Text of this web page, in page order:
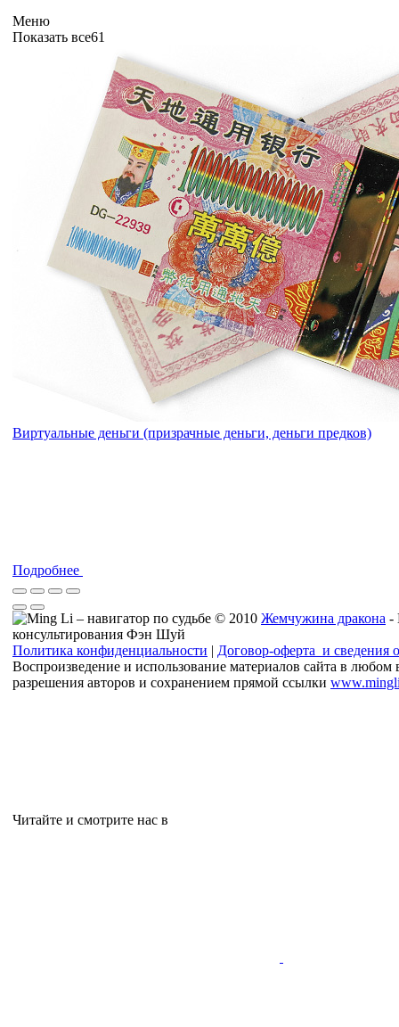
Меню
Показать все61
Виртуальные деньги (призрачные деньги, деньги предков)
Подробнее
© 2010 Жемчужина дракона -
консультирования Фэн Шуй
Политика конфиденциальности | Договор-оферта и сведения
Воспроизведение и использование материалов сайта в любом
разрешения авторов и сохранением прямой ссылки
Читайте и смотрите нас в